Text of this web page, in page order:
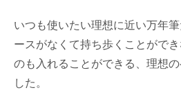
いつも使いたい理想に近い万年
ースがなくて持ち歩くことがで
のも入れることができる、理想
した。